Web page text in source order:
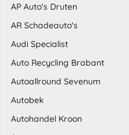
AP Auto's Druten
AR Schadeauto's
Audi Specialist
Auto Recycling Brabant
Autoallround Sevenum
Autobek
Autohandel Kroon